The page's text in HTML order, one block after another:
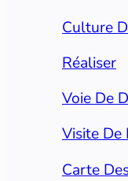
Culture
Réaliser
Voie De
Visite De
Carte